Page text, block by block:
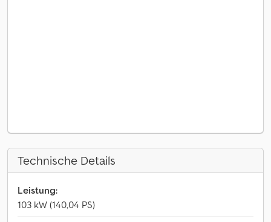
Technische Details
Leistung:
103 kW (140,04 PS)